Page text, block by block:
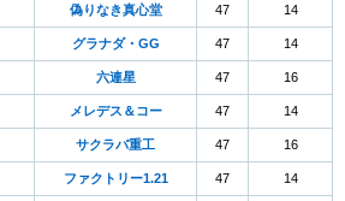
偽りなき真心堂 47 14
グラナダ・GG 47 14
六連星 47 16
メレデス＆コー 47 14
サクラバ重工 47 16
ファクトリー1.21 47 14